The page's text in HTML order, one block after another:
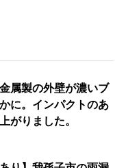
金属製の外壁が濃いブ
に。インパクトのあ
がりました。